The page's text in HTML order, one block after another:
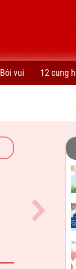
Bói vui 12 cung